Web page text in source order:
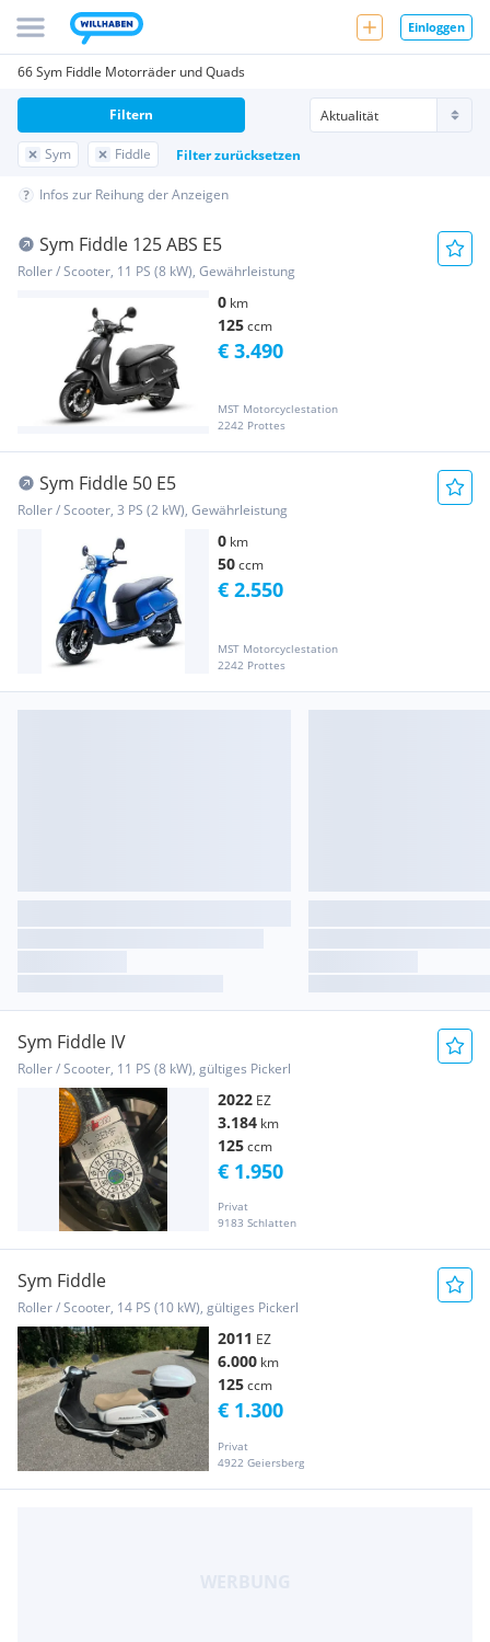
Einloggen
66 Sym Fiddle Motorräder und Quads
Sym Fiddle Filter zurücksetzen
Filtern
Infos zur Reihung der Anzeigen
Sym Fiddle 125 ABS E5
Roller / Scooter, 11 PS (8 kW), Gewährleistung
0 km
125ccm
MST Motorcyclestation
2242 Prottes
€ 3.490
Sym Fiddle 50 E5
Roller / Scooter, 3 PS (2 kW), Gewährleistung
0 km
50ccm
MST Motorcyclestation
2242 Prottes
€ 2.550
Sym Fiddle IV
Roller / Scooter, 11 PS (8 kW), gültiges Pickerl
2022 EZ
3.184 km
125ccm
Privat
9183 Schlatten
€ 1.950
Sym Fiddle
Roller / Scooter, 14 PS (10 kW), gültiges Pickerl
2011 EZ
6.000 km
125ccm
Privat
4922 Geiersberg
€ 1.300